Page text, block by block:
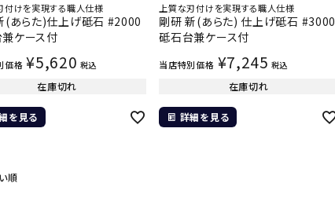
付けを実現する職人仕様
(あらた)仕上げ砥石 #2000
ケース付
価格 ¥5,620 税込
在庫切れ
を見る
上質な刃付けを実現する職人仕様
剛研 新(あらた) 仕上げ砥石 #3000
砥石台兼ケース付
当店特別価格 ¥7,245 税込
在庫切れ
詳細を見る
順